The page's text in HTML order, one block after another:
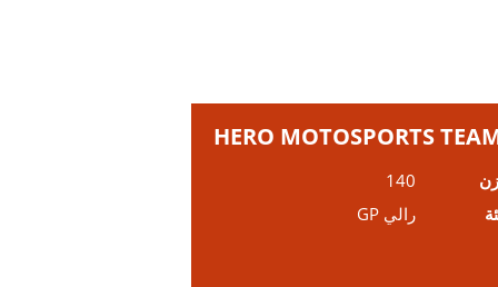
HERO MOTOSPORTS
140
رالي GP